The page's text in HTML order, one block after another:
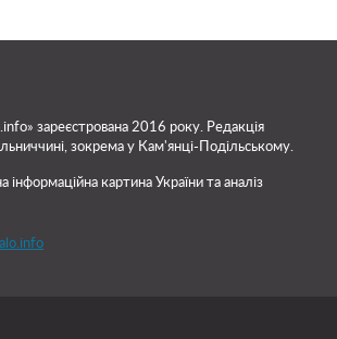
зареєстрована 2016 року. Редакція
зокрема у Кам'янці-Подільському.
інформаційна картина України та аналіз